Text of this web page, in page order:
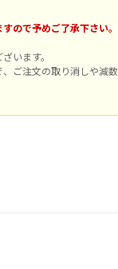
ので予めご了承下さい。
います。
ご注文の取り消しや減